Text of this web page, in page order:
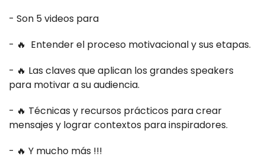
- Son 5 videos para
- 🔥 Entender el proceso motivacional y sus etapas.
- 🔥 Las claves que aplican los grandes speakers
para motivar a su audiencia.
- 🔥 Técnicas y recursos prácticos para crear
mensajes y lograr contextos para inspiradores.
- 🔥 Y mucho más !!!